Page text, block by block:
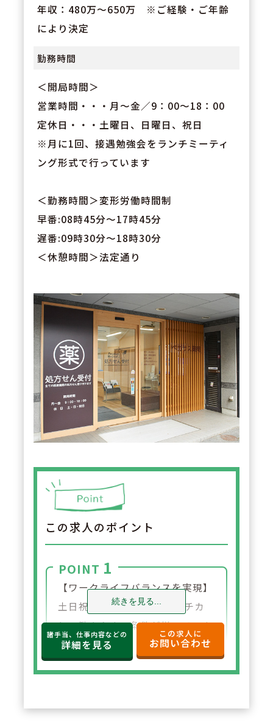
年収：480万～650万 ※ご経験・ご年齢
により決定
勤務時間
＜開局時間＞
営業時間・・・月～金／9：00～18：00
定休日・・・土曜日、日曜日、祝日
※月に1回、接遇勉強会をランチミーティ
ング形式で行っています
＜勤務時間＞変形労働時間制
早番:08時45分～17時45分
遅番:09時30分～18時30分
＜休憩時間＞法定通り
この求人のポイント
POINT 1
【ワークライフバランスを実現】
土日祝休み・18時閉局・駅チカ
と、働きやすい条件が揃っていま
す。プライベートの時間をしっか
り確保できるため、オン・オフの
続きを見る...
諸手当、仕事内容などの
詳細を見る
この求人に
お問い合わせ